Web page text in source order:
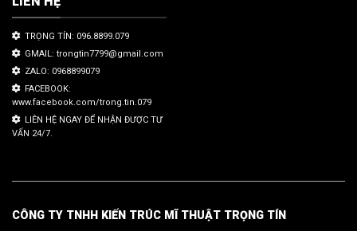
TRỌNG TÍN: 096.8899.079
GMAIL: trongtin7799@gmail.com
ZALO: 0968899079
FACEBOOK:
www.facebook.com/trong.tin.079
LIÊN HỆ NGAY ĐỂ NHẬN ĐƯỢC TƯ
VẤN 24/7.
CÔNG TY TNHH KIẾN TRÚC MĨ THUẬT TRỌNG TÍN